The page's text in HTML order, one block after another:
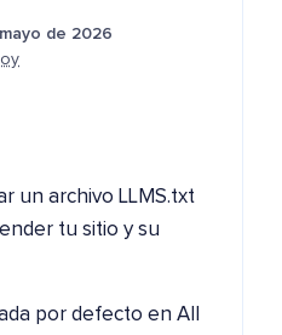
de 2026
un archivo LLMS.txt
tu sitio y su
por defecto en All